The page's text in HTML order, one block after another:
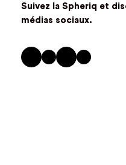
Suivez la Spheriq et
médias sociaux.
LinkedIn
TwitterFacebook